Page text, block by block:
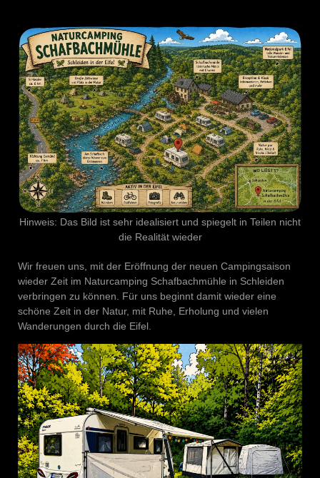
Hinweis: Das Bild ist sehr idealisiert und spiegelt in Teilen nicht
die Realität wieder
Wir freuen uns, mit der Eröffnung der neuen Campingsaison
wieder Zeit im Naturcamping Schafbachmühle in Schleiden
verbringen zu können. Für uns beginnt damit wieder eine
schöne Zeit in der Natur, mit Ruhe, Erholung und vielen
Wanderungen durch die Eifel.